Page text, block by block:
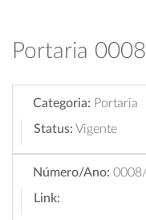
Portaria
Categoria: Portaria
Status: Vigente
Número/Ano:
Link: